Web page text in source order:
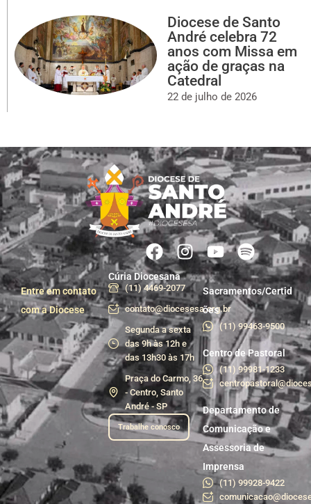
Diocese de Santo
André celebra 72
anos com Missa em
ação de graças na
Catedral
22 de julho de 2026
Entre em contato
com a Diocese
Cúria Diocesana
(11) 4469-2077
contato@diocesesa.org.br
Segunda a sexta
das 9h às 12h e
das 13h30 às 17h
Praça do Carmo, 36
- Centro, Santo
André - SP
Trabalhe conosco
Sacramentos/Certid
ões
(11) 99463-9500
Centro de Pastoral
(11) 99981-1233
Departamento de
Comunicação e
Assessoria de
Imprensa
(11) 99928-9422